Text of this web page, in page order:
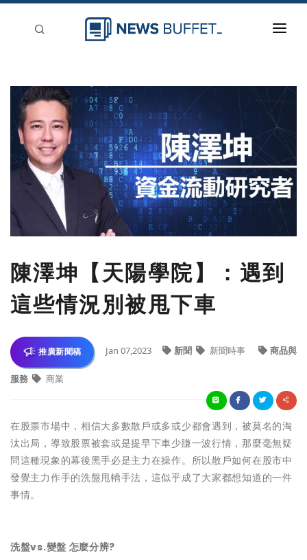
新聞稿分類
登入
刊登
陳澤坤【天陽學院】：遇到
這些情況別被甩下車
推廣新聞稿 Jan 07,2023 新聞 新聞時事 商品與
服務 商業
在股票市場中，相信大多數散戶或多或少都會遇到，被莫名的淘
汰出局，導致股票被套或是提早下車少賺一波行情，那麼毫無疑
問這種現象的幕後黑手必是主力在操作。所以散戶如何在股市中
發覺主力作手的洗盤甩轎手法，這似乎成了大家都想知道的一件
事情。
洗盤vs.變盤 怎麼分辨?